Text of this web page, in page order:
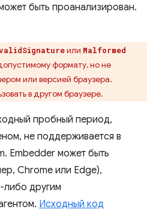
быть проанализирован.
или Malformed
формату, но не
или версией браузера.
в другом браузере.
пробный период,
не поддерживается в
Embedder может быть
Chrome или Edge),
либо другим
Исходный код